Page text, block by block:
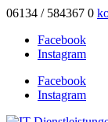
06134 / 584367 0
Facebook
Instagram
Facebook
Instagram